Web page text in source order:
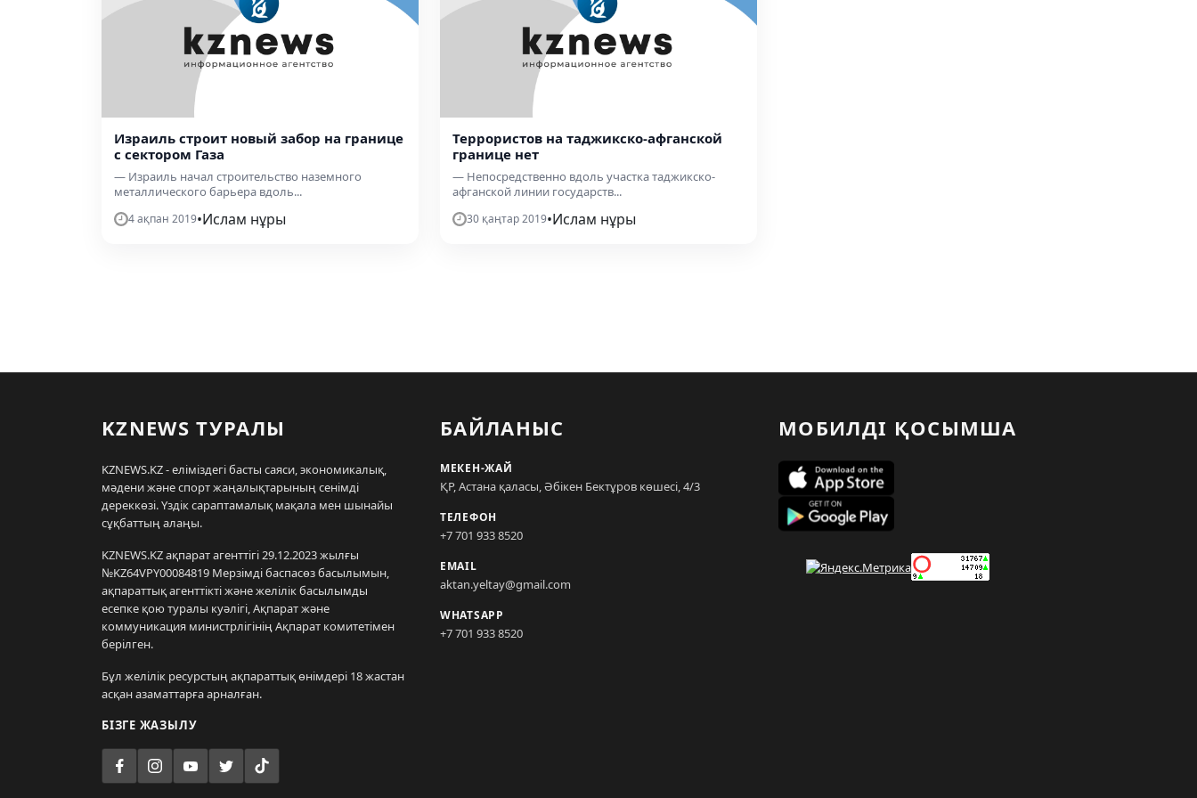
Израиль строит новый забор на границе
с сектором Газа
— Израиль начал строительство наземного
металлического барьера вдоль...
4 ақпан 2019•Ислам нұры
Террористов на таджикско-афганской
границе нет
— Непосредственно вдоль участка таджикско-
афганской линии государств...
30 қаңтар 2019•Ислам нұры
KZNEWS ТУРАЛЫ
KZNEWS.KZ - еліміздегі басты саяси, экономикалық,
мәдени және спорт жаңалықтарының сенімді
дереккөзі. Үздік сараптамалық мақала мен шынайы
сұқбаттың алаңы.
KZNEWS.KZ ақпарат агенттігі 29.12.2023 жылғы
№KZ64VPY00084819 Мерзімді баспасөз басылымын,
ақпараттық агенттікті және желілік басылымды
есепке қою туралы куәлігі, Ақпарат және
коммуникация министрлігінің Ақпарат комитетімен
берілген.
Бұл желілік ресурстың ақпараттық өнімдері 18 жастан
асқан азаматтарға арналған.
БІЗГЕ ЖАЗЫЛУ
БАЙЛАНЫС
МЕКЕН-ЖАЙ
ҚР, Астана қаласы, Әбікен Бектұров көшесі, 4/3
ТЕЛЕФОН
+7 701 933 8520
EMAIL
aktan.yeltay@gmail.com
WHATSAPP
+7 701 933 8520
МОБИЛДІ ҚОСЫМША